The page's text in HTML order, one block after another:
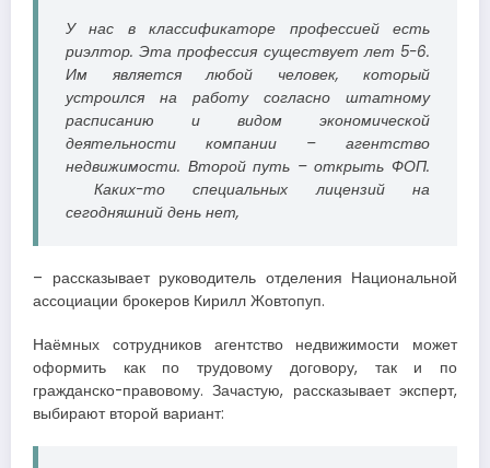
У нас в классификаторе профессией есть
риэлтор. Эта профессия существует лет 5-6.
Им является любой человек, который
устроился на работу согласно штатному
расписанию и видом экономической
деятельности компании – агентство
недвижимости. Второй путь – открыть ФОП.
Каких-то специальных лицензий на
сегодняшний день нет,
– рассказывает руководитель отделения Национальной
ассоциации брокеров Кирилл Жовтопуп.
Наёмных сотрудников агентство недвижимости может
оформить как по трудовому договору, так и по
гражданско-правовому. Зачастую, рассказывает эксперт,
выбирают второй вариант: